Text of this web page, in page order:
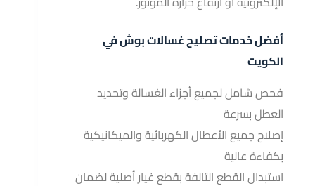
أفضل خدمات تصليح غسالات بوش في
الكويت
فحص شامل لجميع أجزاء الغسالة وتحديد
العطل بسرعة
إصلاح جميع الأعطال الكهربائية والميكانيكية
بكفاءة عالية
استبدال القطع التالفة بقطع غيار أصلية لضمان